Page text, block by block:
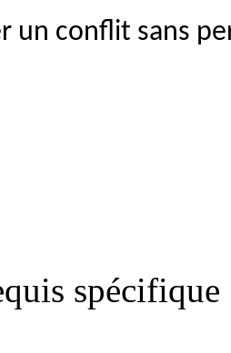
un conflit sans
spécifique